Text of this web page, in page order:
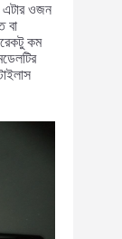
এটার ওজন
বা
কম